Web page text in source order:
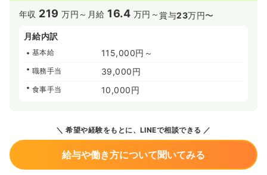
年収 219 万円～ 月給 16.4 万円～賞与23万円〜
月給内訳
基本給 115,000円～
職務手当 39,000円
食事手当 10,000円
希望や経験をもとに、LINEで相談できる
給与や働き方について聞いてみる